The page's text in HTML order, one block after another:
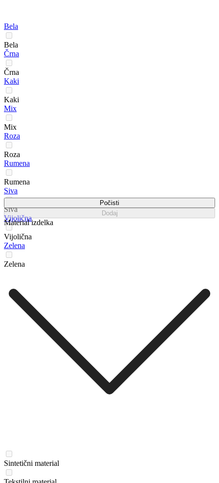
Bela
Bela
Črna
Črna
Kaki
Kaki
Mix
Mix
Roza
Roza
Rumena
Rumena
Siva
Siva
Vijolična
Vijolična
Zelena
Zelena
Počisti
Dodaj
Material izdelka
Sintetični material